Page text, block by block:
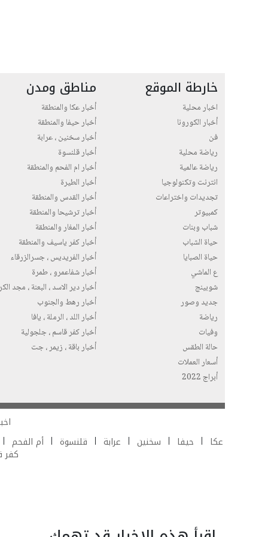
خارطة الموقع
اخبار محلية
أخبار الكورونا
فن
رياضة محلية
رياضة عالمية
انترنت وتكنولوجيا
تجديدات واختراعات
كمبيوتر
شباب وبنات
حياة الشباب
حياة الصبايا
ع الماشي
شوبينج
جديد وصور
رياضة
وفيات
حالة الطقس
أسعار العملات
أبراج 2022
مناطق ومدن
أخبار عكا والمنطقة
أخبار حيفا والمنطقة
أخبار سخنين ، عرابة
أخبار قلنسوة
أخبار ام الفحم والمنطقة
أخبار الطيرة
أخبار القدس والمنطقة
أخبار ترشيحا والمنطقة
أخبار المغار والمنطقة
أخبار كفر ياسيف والمنطقة
أخبار الفريديس ، جسرالزرقاء
أخبار شفاعمرو ، طمرة
أخبار دير الاسد ، البعنة ، مجد
أخبار رهط والجنوب
أخبار اللد ، الرملة ، يافا
أخبار كفر قاسم ، جلجولية
أخبار باقة ، زيمر ، جت
عكا
حيفا سخنين عرابة قلنسوة أم الفحم
كفر